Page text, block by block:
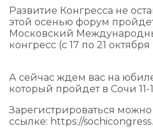
Развитие Конгресса не
этой осенью форум
Московский
конгресс (с 17 по 21
А сейчас ждем вас на
который пройдет в Сочи 11-
Зарегистрироваться
ссылке: https://